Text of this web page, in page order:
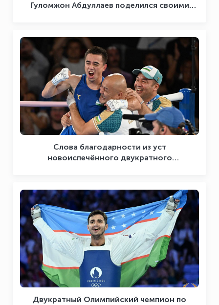
Гуломжон Абдуллаев поделился своими
Слова благодарности из уст
новоиспечённого двукратного
Двукратный Олимпийский чемпион по